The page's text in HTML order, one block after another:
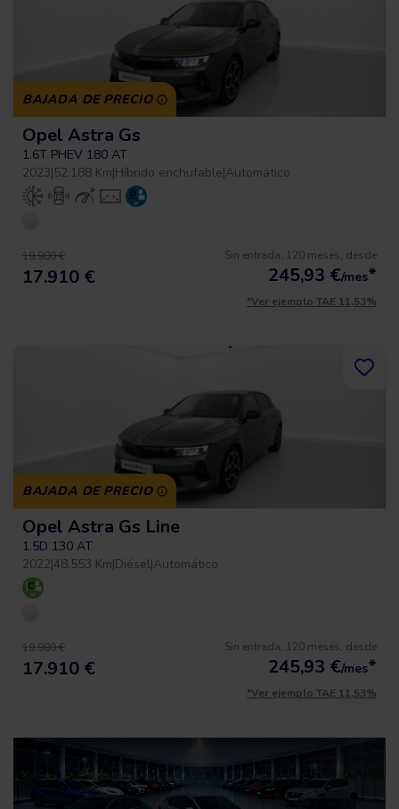
BAJADA DE PRECIO
Opel Astra Gs
1.6T PHEV 180 AT
2023|52.188 Km|Híbrido enchufable|Automático
19.900 €
17.910 €
Sin entrada, 120 meses, desde
245,93 €/mes*
*Ver ejemplo TAE 11,53%
BAJADA DE PRECIO
Opel Astra Gs Line
1.5D 130 AT
2022|48.553 Km|Diésel|Automático
19.900 €
17.910 €
Sin entrada, 120 meses, desde
245,93 €/mes*
*Ver ejemplo TAE 11,53%